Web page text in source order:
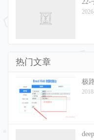
22-
热门文章
极